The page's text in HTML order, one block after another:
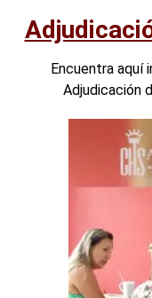
Encuentra aquí
Adjudicación